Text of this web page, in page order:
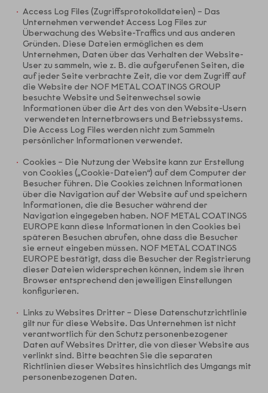
Access Log Files (Zugriffsprotokolldateien) – Das
Unternehmen verwendet Access Log Files zur
Überwachung des Website-Traffics und aus anderen
Gründen. Diese Dateien ermöglichen es dem
Unternehmen, Daten über das Verhalten der Website-
User zu sammeln, wie z. B. die aufgerufenen Seiten, die
auf jeder Seite verbrachte Zeit, die vor dem Zugriff auf
die Website der NOF METAL COATINGS GROUP
besuchte Website und Seitenwechsel sowie
Informationen über die Art des von den Website-Usern
verwendeten Internetbrowsers und Betriebssystems.
Die Access Log Files werden nicht zum Sammeln
persönlicher Informationen verwendet.
Cookies – Die Nutzung der Website kann zur Erstellung
von Cookies („Cookie-Dateien“) auf dem Computer der
Besucher führen. Die Cookies zeichnen Informationen
über die Navigation auf der Website auf und speichern
Informationen, die die Besucher während der
Navigation eingegeben haben. NOF METAL COATINGS
EUROPE kann diese Informationen in den Cookies bei
späteren Besuchen abrufen, ohne dass die Besucher
sie erneut eingeben müssen. NOF METAL COATINGS
EUROPE bestätigt, dass die Besucher der Registrierung
dieser Dateien widersprechen können, indem sie ihren
Browser entsprechend den jeweiligen Einstellungen
konfigurieren.
Links zu Websites Dritter – Diese Datenschutzrichtlinie
gilt nur für diese Website. Das Unternehmen ist nicht
verantwortlich für den Schutz personenbezogener
Daten auf Websites Dritter, die von dieser Website aus
verlinkt sind. Bitte beachten Sie die separaten
Richtlinien dieser Websites hinsichtlich des Umgangs mit
personenbezogenen Daten.